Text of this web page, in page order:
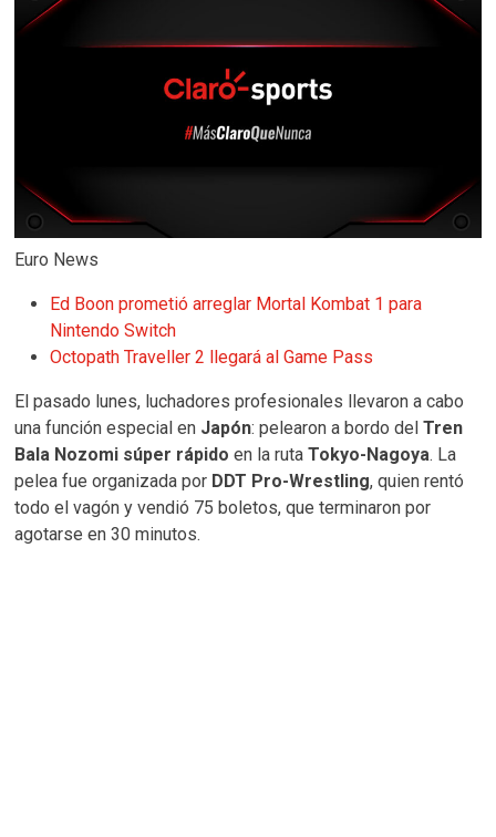
Euro News
Ed Boon prometió arreglar Mortal Kombat 1 para
Nintendo Switch
Octopath Traveller 2 llegará al Game Pass
El pasado lunes, luchadores profesionales llevaron a cabo
una función especial en Japón: pelearon a bordo delTren
Bala Nozomi súper rápidoen la rutaTokyo-Nagoya. La
pelea fue organizada por DDT Pro-Wrestling, quien rentó
todo el vagón y vendió 75 boletos, que terminaron por
agotarse en 30 minutos.